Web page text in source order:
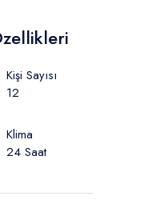
Kişi Sayısı
12
Klima
24 Saat